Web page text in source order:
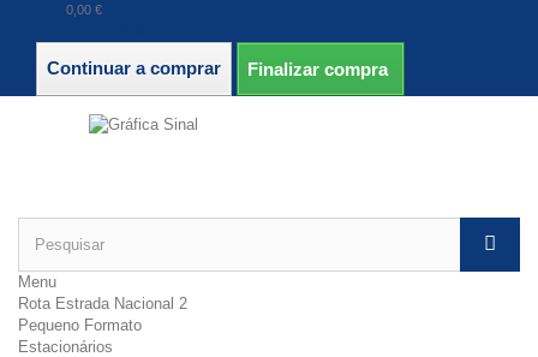
0,00 €
Continuar a comprar Finalizar compra
Menu
Rota Estrada Nacional 2
Pequeno Formato
Estacionários